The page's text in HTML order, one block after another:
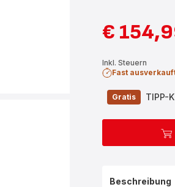
Ermäßigter
€
Erstes
Inkl. Steuern
Fast
Gratis TIPP-
Beschreibung